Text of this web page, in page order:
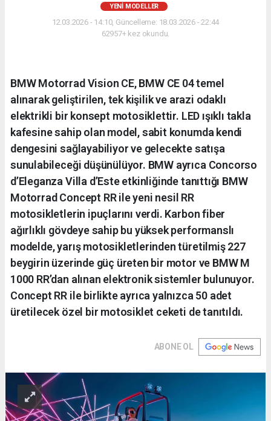
YENI MODELLER
12.03.2026 - 14:10, Güncelleme: 18.03.2026 - 22:44
62957+ kez okundu.
BMW Motorrad Vision CE, BMW CE 04 temel
alınarak geliştirilen, tek kişilik ve arazi odaklı
elektrikli bir konsept motosiklettir. LED ışıklı takla
kafesine sahip olan model, sabit konumda kendi
dengesini sağlayabiliyor ve gelecekte satışa
sunulabileceği düşünülüyor. BMW ayrıca Concorso
d’Eleganza Villa d’Este etkinliğinde tanıttığı BMW
Motorrad Concept RR ile yeni nesil RR
motosikletlerin ipuçlarını verdi. Karbon fiber
ağırlıklı gövdeye sahip bu yüksek performanslı
modelde, yarış motosikletlerinden türetilmiş 227
beygirin üzerinde güç üreten bir motor ve BMW M
1000 RR’dan alınan elektronik sistemler bulunuyor.
Concept RR ile birlikte ayrıca yalnızca 50 adet
üretilecek özel bir motosiklet ceketi de tanıtıldı.
ABONE OL